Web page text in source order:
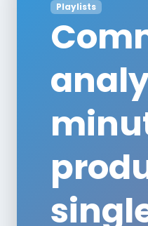
Playlists